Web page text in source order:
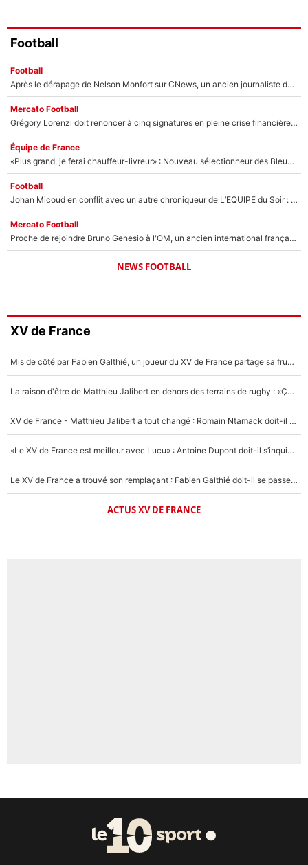
Football
Football
Après le dérapage de Nelson Monfort sur CNews, un ancien journaliste de France Télévisions relance la polémique sur les incendies en Gironde
Mercato Football
Grégory Lorenzi doit renoncer à cinq signatures en pleine crise financière : L’IA propose sept noms à l’OM pour un mercato réussi... à seulement 5M€ !
Équipe de France
«Plus grand, je ferai chauffeur-livreur» : Nouveau sélectionneur des Bleus, Zinédine Zidane s’était imaginé un avenir très différent lorsqu'il était enfant
Football
Johan Micoud en conflit avec un autre chroniqueur de L’EQUIPE du Soir : «Pendant un moment, je ne les ai pas remis ensemble dans l'émission»
Mercato Football
Proche de rejoindre Bruno Genesio à l'OM, un ancien international français va finalement débarquer... sur RMC !
NEWS FOOTBALL
XV de France
Mis de côté par Fabien Galthié, un joueur du XV de France partage sa frustration : «ils ne me l’ont pas dit tout de suite»
La raison d'être de Matthieu Jalibert en dehors des terrains de rugby : «Ça m'atteint autant que si tu touches à un membre de ma famille»
XV de France - Matthieu Jalibert a tout changé : Romain Ntamack doit-il s’inquiéter pour sa place à un an de la Coupe du monde ?
«Le XV de France est meilleur avec Lucu» : Antoine Dupont doit-il s’inquiéter pour sa place ?
Le XV de France a trouvé son remplaçant : Fabien Galthié doit-il se passer d'Antoine Dupont ?
ACTUS XV DE FRANCE